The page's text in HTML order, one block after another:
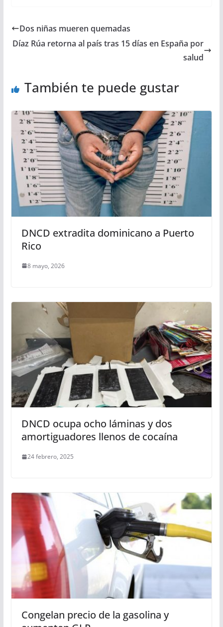
Dos niñas mueren quemadas
Díaz Rúa retorna al país tras 15 días en España por
salud
También te puede gustar
DNCD extradita dominicano a Puerto
Rico
8 mayo, 2026
DNCD ocupa ocho láminas y dos
amortiguadores llenos de cocaína
24 febrero, 2025
Congelan precio de la gasolina y